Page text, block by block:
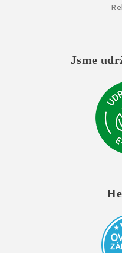
Jsme